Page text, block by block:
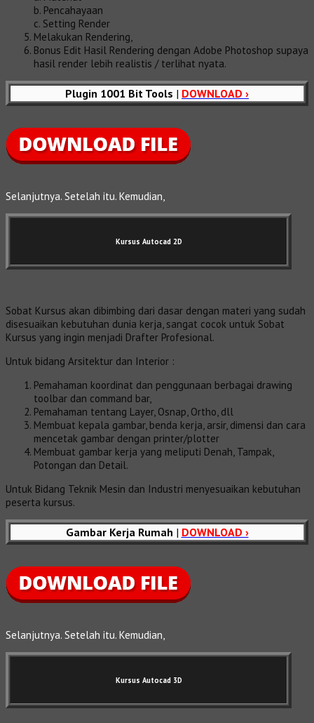
b. Pencahayaan
c. Setting Render
Melakukan Rendering,
Bonus Edit Hasil Rendering dengan Adobe Photoshop supaya
hasil render lebih realistis / terlihat nyata.
Plugin 1001 Bit Tools | DOWNLOAD ›
Selanjutnya. Setelah itu. Kemudian,
Kursus Autocad 2D
Sobat Kursus akan dibimbing dari dasar dengan materi yang sudah
disesuaikan kebutuhan dunia kerja, sangat cocok untuk Sobat
Kursus yang ingin menjadi Drafter Profesional.
Untuk bidang Arsitektur dan Interior :
Pemahaman koordinat dan penggunaan berbagai drawing
toolbar dan command bar,
Pemahaman tentang Layer, Osnap, Ortho, dll
Membuat kepala gambar, benda kerja, arsir, dimensi dan cara
mencetak gambar dengan printer/plotter
Membuat gambar kerja yang meliputi Denah, Tampak,
Potongan dan Detail.
Untuk Bidang Teknik Mesin dan Industri menyesuaikan kebutuhan
peserta kursus.
Gambar Kerja Rumah | DOWNLOAD ›
Selanjutnya. Setelah itu. Kemudian,
Kursus Autocad 3D